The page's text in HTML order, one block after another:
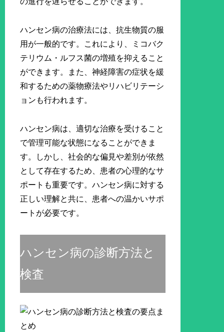
ハンセン病の治療法には、抗生物質の服
用が一般的です。これにより、ミコバク
テリウム・ルフス菌の増殖を抑えること
ができます。また、神経障害の症状を緩
和するための薬物療法やリハビリテーシ
ョンも行われます。
ハンセン病は、適切な治療を受けること
で管理可能な状態になることができま
す。しかし、社会的な偏見や差別が依然
として存在するため、患者の心理的なサ
ポートも重要です。ハンセン病に対する
正しい理解と共に、患者への温かいサポ
ートが必要です。
ハンセン病の診断方法と
検査